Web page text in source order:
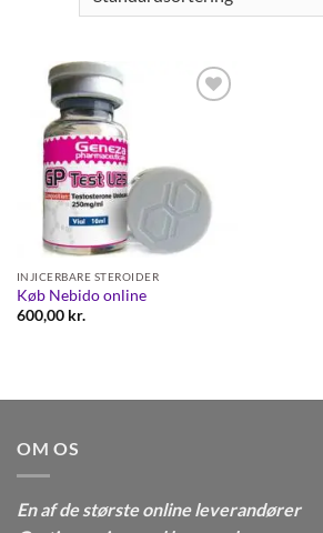
INJICERBARE STEROIDER
Køb Nebido online
600,00 kr.
OM OS
En af de største online leverandører